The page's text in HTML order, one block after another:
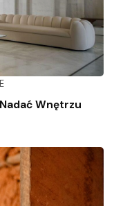
Wnętrzu